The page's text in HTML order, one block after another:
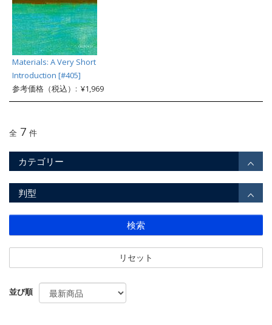
Materials: A Very Short
Introduction [#405]
参考価格（税込）: ¥1,969
全 7 件
カテゴリー
判型
検索
リセット
並び順